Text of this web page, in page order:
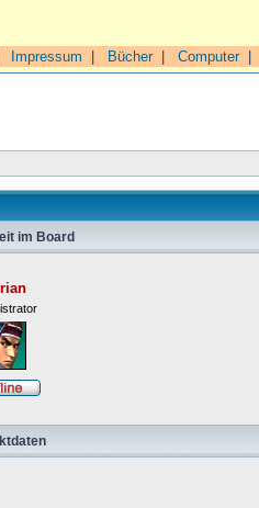
Impressum Bücher| Computer|
im Board